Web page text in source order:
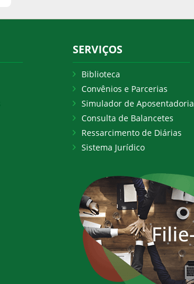
SERVIÇOS
Biblioteca
Convênios e Parcerias
Simulador de Aposentadoria
Consulta de Balancetes
Ressarcimento de Diárias
Sistema Jurídico